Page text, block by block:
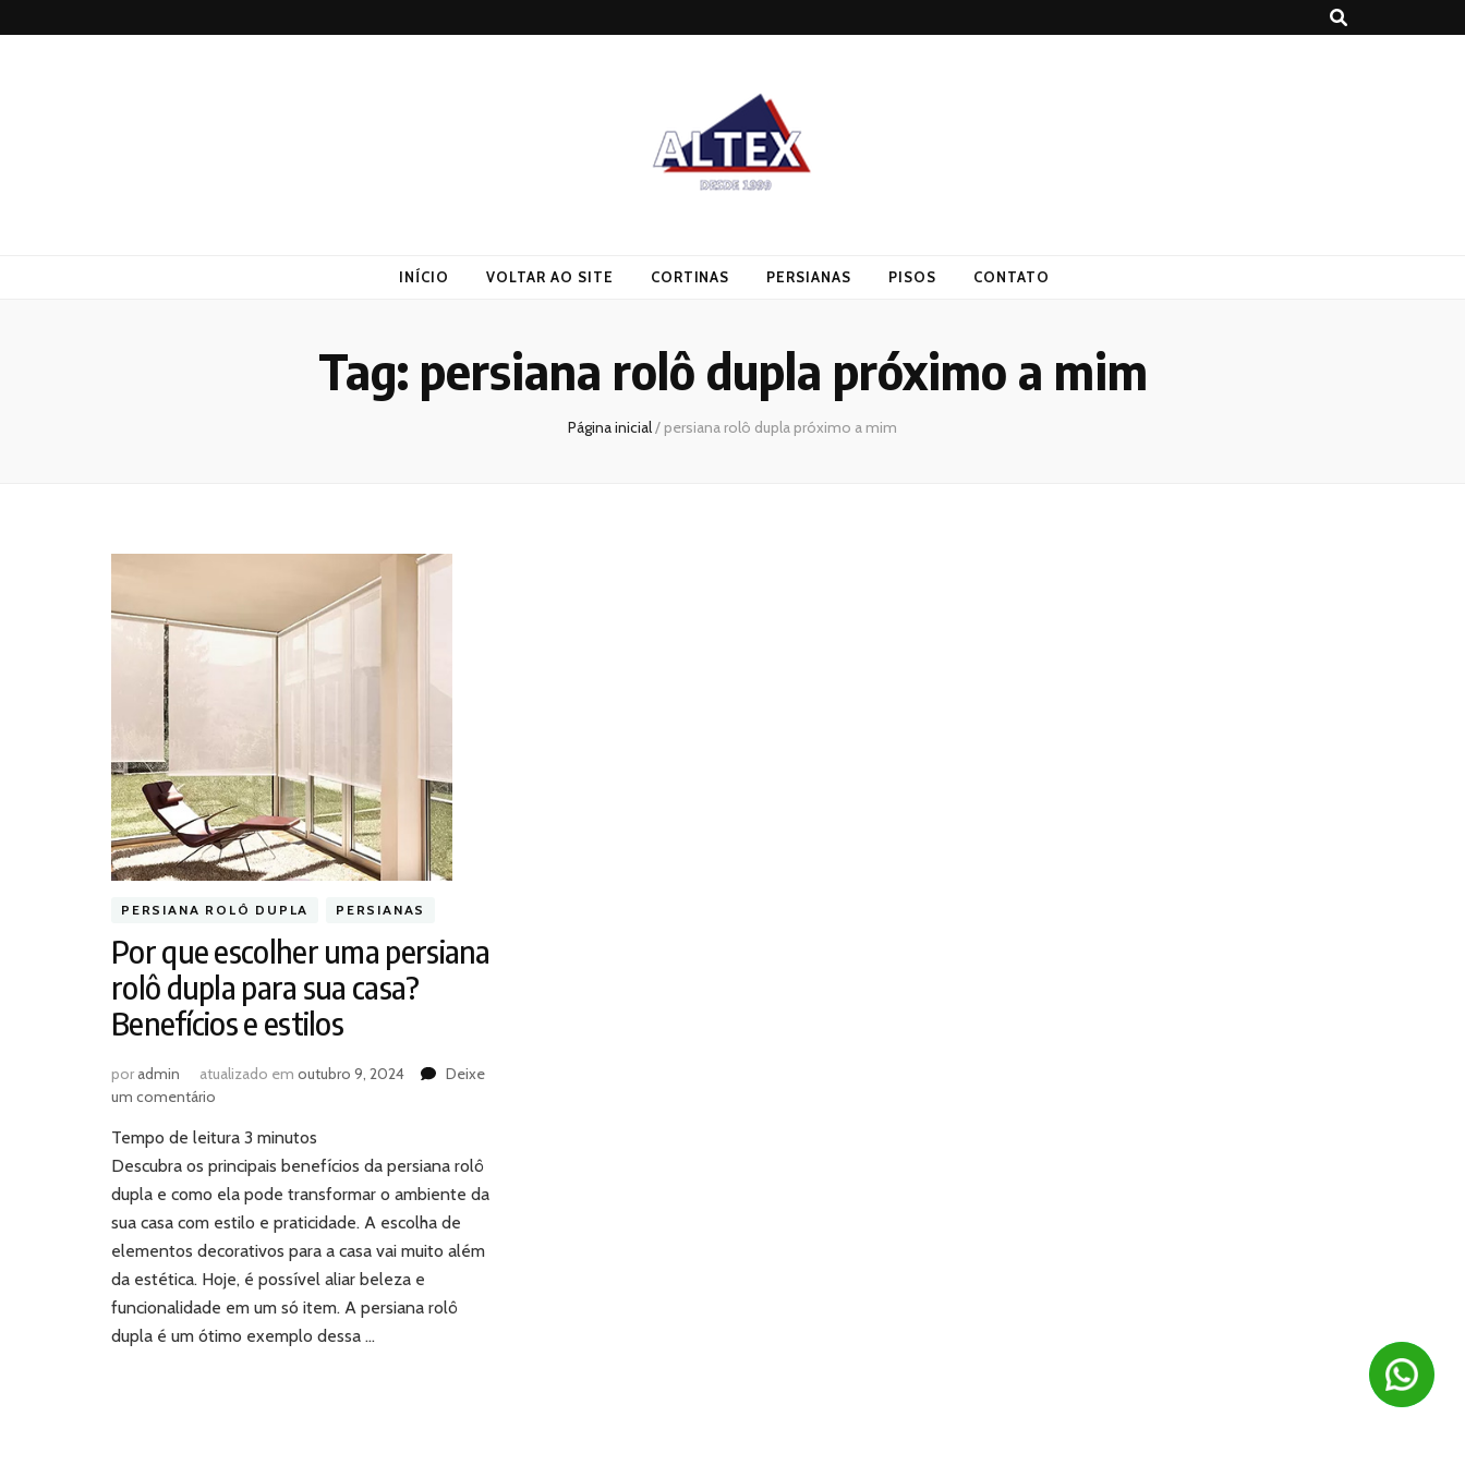
INÍCIO VOLTAR AO SITE CORTINAS PERSIANAS PISOS CONTATO
Tag: persiana rolô dupla próximo a mim
Página inicial/ persiana rolô dupla próximo a mim
PERSIANA ROLÔ DUPLA PERSIANAS
Por que escolher uma persiana
rolô dupla para sua casa?
Benefícios e estilos
poradmin atualizado em outubro 9, 2024
Deixe
um comentário
que
escolher
uma
persiana
rolô
dupla
para
sua
Benefícios
Tempo de leitura 3 minutos
Descubra os principais benefícios da persiana rolô
dupla e como ela pode transformar o ambiente da
sua casa com estilo e praticidade. A escolha de
elementos decorativos para a casa vai muito além
da estética. Hoje, é possível aliar beleza e
funcionalidade em um só item. A persiana rolô
dupla é um ótimo exemplo dessa …